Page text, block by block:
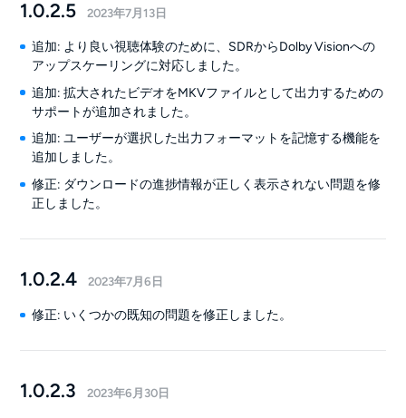
1.0.2.5 2023年7月13日
追加: より良い視聴体験のために、SDRからDolby Visionへの
アップスケーリングに対応しました。
追加: 拡大されたビデオをMKVファイルとして出力するための
サポートが追加されました。
追加: ユーザーが選択した出力フォーマットを記憶する機能を
追加しました。
修正: ダウンロードの進捗情報が正しく表示されない問題を修
正しました。
1.0.2.4 2023年7月6日
修正: いくつかの既知の問題を修正しました。
1.0.2.3 2023年6月30日